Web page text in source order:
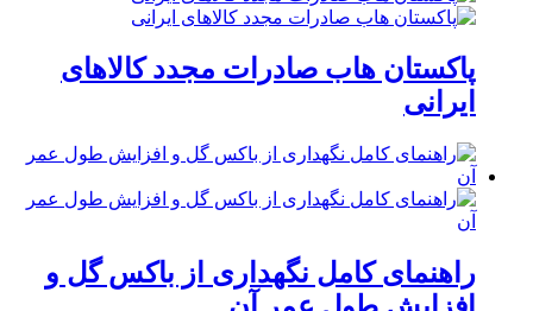
پاکستان هاب صادرات مجدد کالاهای
ایرانی
راهنمای کامل نگهداری از باکس گل و